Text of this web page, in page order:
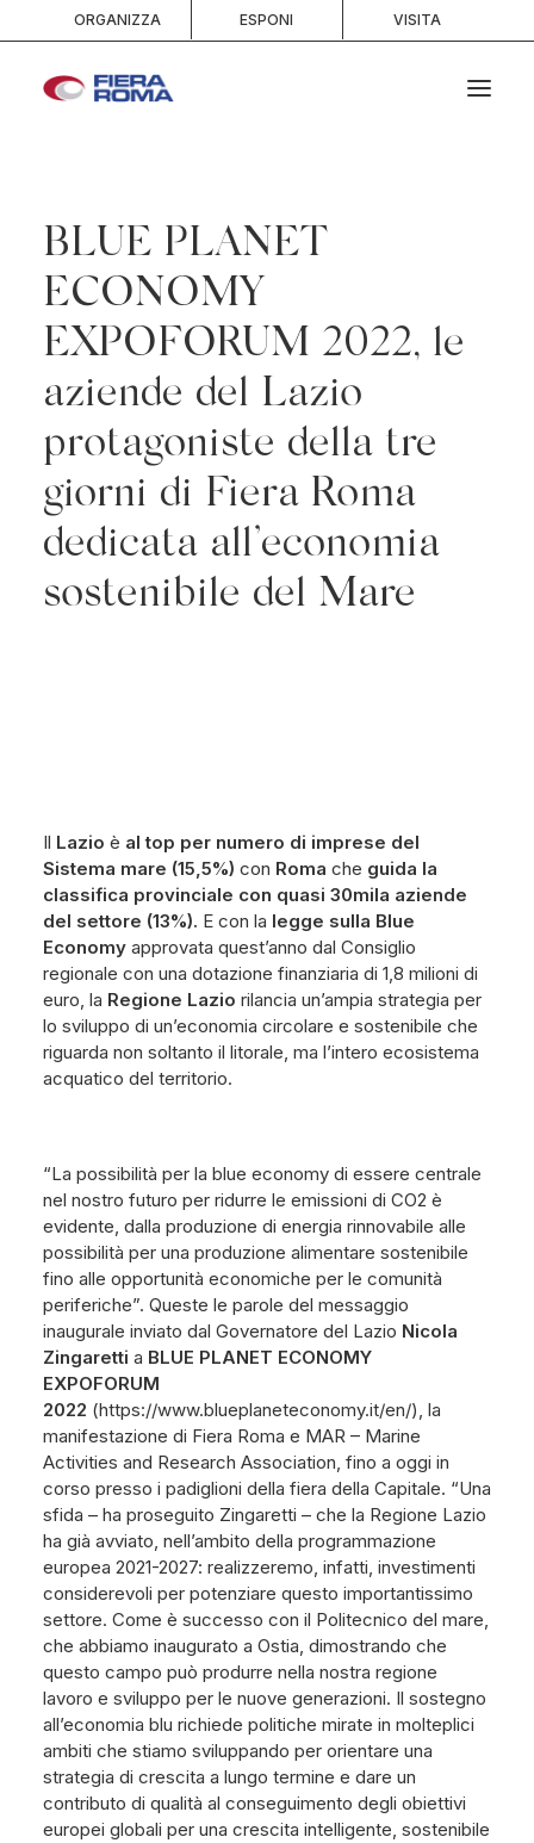
ORGANIZZA ESPONI VISITA
CHI SIAMO
SERVIZI
EVENTI E PORTFOLIO
MEDIA
RICERCA
BLUE PLANET
ECONOMY
EXPOFORUM 2022, le
aziende del Lazio
protagoniste della tre
giorni di Fiera Roma
dedicata all’economia
sostenibile del Mare
Il Lazio è al top per numero di imprese del
Sistema mare (15,5%) con Roma che guida la
classifica provinciale con quasi 30mila aziende
del settore (13%). E con la legge sulla Blue
Economy approvata quest’anno dal Consiglio
regionale con una dotazione finanziaria di 1,8 milioni di
euro, la Regione Lazio rilancia un’ampia strategia per
lo sviluppo di un’economia circolare e sostenibile che
riguarda non soltanto il litorale, ma l’intero ecosistema
acquatico del territorio.
“La possibilità per la blue economy di essere centrale
nel nostro futuro per ridurre le emissioni di CO2 è
evidente, dalla produzione di energia rinnovabile alle
possibilità per una produzione alimentare sostenibile
fino alle opportunità economiche per le comunità
periferiche”. Queste le parole del messaggio
inaugurale inviato dal Governatore del Lazio Nicola
Zingaretti a BLUE PLANET ECONOMY
EXPOFORUM
2022 (https://www.blueplaneteconomy.it/en/), la
manifestazione di Fiera Roma e MAR – Marine
Activities and Research Association, fino a oggi in
corso presso i padiglioni della fiera della Capitale. “Una
sfida – ha proseguito Zingaretti – che la Regione Lazio
ha già avviato, nell’ambito della programmazione
europea 2021-2027: realizzeremo, infatti, investimenti
considerevoli per potenziare questo importantissimo
settore. Come è successo con il Politecnico del mare,
che abbiamo inaugurato a Ostia, dimostrando che
questo campo può produrre nella nostra regione
lavoro e sviluppo per le nuove generazioni. Il sostegno
all’economia blu richiede politiche mirate in molteplici
ambiti che stiamo sviluppando per orientare una
strategia di crescita a lungo termine e dare un
contributo di qualità al conseguimento degli obiettivi
europei globali per una crescita intelligente, sostenibile